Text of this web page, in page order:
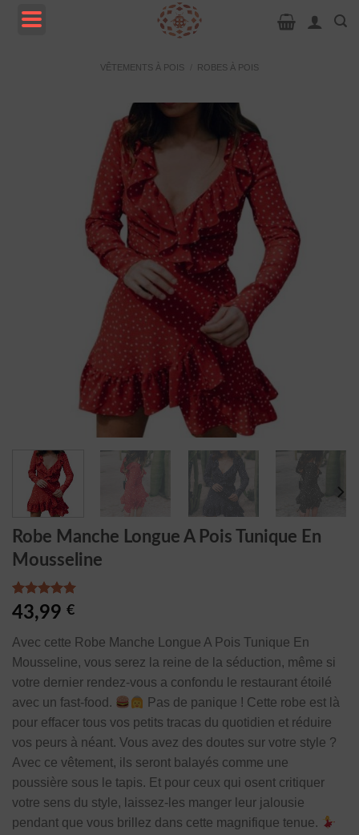
Passer
VÊTEMENTS À POIS ROBES À POIS
Robe Manche Longue A Pois Tunique En
Mousseline
Noté5.00
sur 5 basé
1
client
43,99 €
Avec cette Robe Manche Longue A Pois Tunique En
Mousseline, vous serez la reine de la séduction, même si
votre dernier rendez-vous a confondu le restaurant étoilé
avec un fast-food.
Pas de panique ! Cette robe est là
pour effacer tous vos petits tracas du quotidien et réduire
vos peurs à néant. Vous avez des doutes sur votre style ?
Avec ce vêtement, ils seront balayés comme une
poussière sous le tapis. Et pour ceux qui osent critiquer
votre sens du style, laissez-les manger leur jalousie
pendant que vous brillez dans cette magnifique tenue.